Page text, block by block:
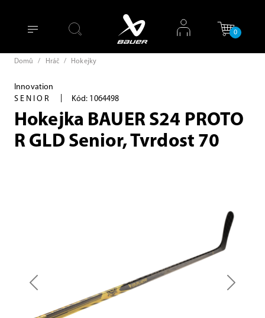
0
Domů / Hráč / Hokejky
Innovation
SENIOR
Kód: 1064498
Hokejka BAUER S24 PROTO
R GLD Senior, Tvrdost 70
Previous Next